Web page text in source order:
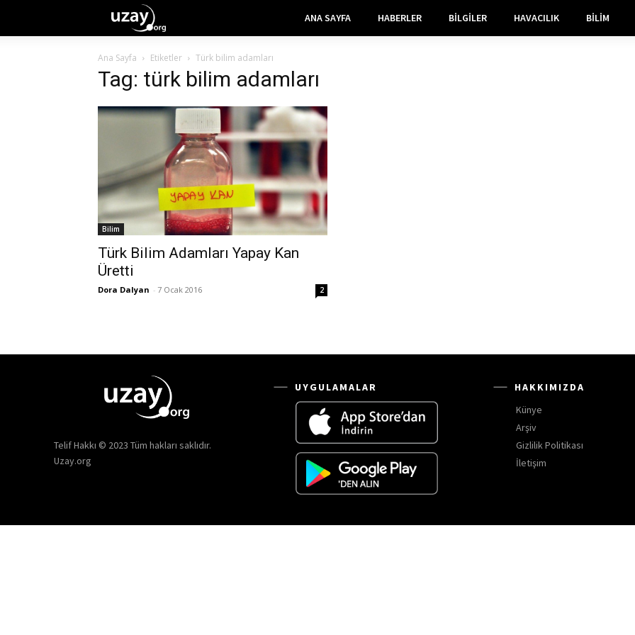
ANA SAYFA HABERLER BILGILER HAVACILIK BILIM
Ana Sayfa Etiketler Türk bilim adamları
Tag: türk bilim adamları
Bilim
Türk Bilim Adamları Yapay Kan
Üretti
Dora Dalyan - 7 Ocak 2016 2
Telif Hakkı © 2023 Tüm hakları saklıdır.
Uzay.org
UYGULAMALAR
HAKKIMIZDA
Künye
Arşiv
Gizlilik Politikası
İletişim